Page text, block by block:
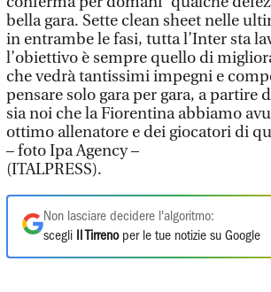
bella gara. Sette clean sheet nelle
in entrambe le fasi, tutta l’Inter sta
l’obiettivo è sempre quello di
che vedrà tantissimi impegni e
pensare solo gara per gara, a partire
sia noi che la Fiorentina abbiamo
ottimo allenatore e dei giocatori di
– foto Ipa Agency –
(ITALPRESS).
Non lasciare decidere l'algoritmo:
scegli
Il Tirrenoper le tue notizie su Google